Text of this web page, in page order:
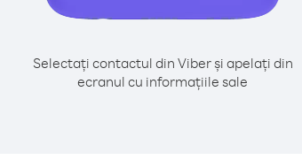
Selectați contactul din Viber și apelați din
ecranul cu informațiile sale